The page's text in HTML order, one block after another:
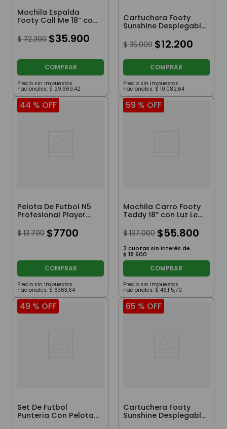
Mochila Espalda
Footy Call Me 18” con
$ 72.300 $35.900
COMPRAR
Precio sin impuestos
nacionales: $ 29.669,42
Cartuchera Footy
Sunshine Desplegable
$ 35.000 $12.200
COMPRAR
Precio sin impuestos
nacionales: $ 10.082,64
44 % OFF
Pelota De Futbol N5
Profesional Player
$ 13.700 $7700
COMPRAR
Precio sin impuestos
nacionales: $ 6363,64
59 % OFF
Mochila Carro Footy
Teddy 18” con Luz Led
$ 137.000 $55.800
3 cuotas sin interés de
$ 18.600
COMPRAR
Precio sin impuestos
nacionales: $ 46.115,70
49 % OFF
Set De Futbol
Punteria Con Pelota
65 % OFF
Cartuchera Footy
Sunshine Desplegable